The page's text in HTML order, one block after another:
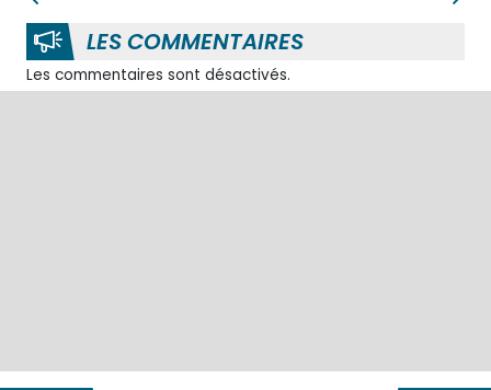
LES COMMENTAIRES
Les commentaires sont désactivés.